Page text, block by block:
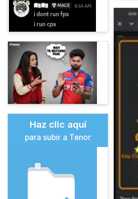
Haz clic aquí
para subir a Tenor